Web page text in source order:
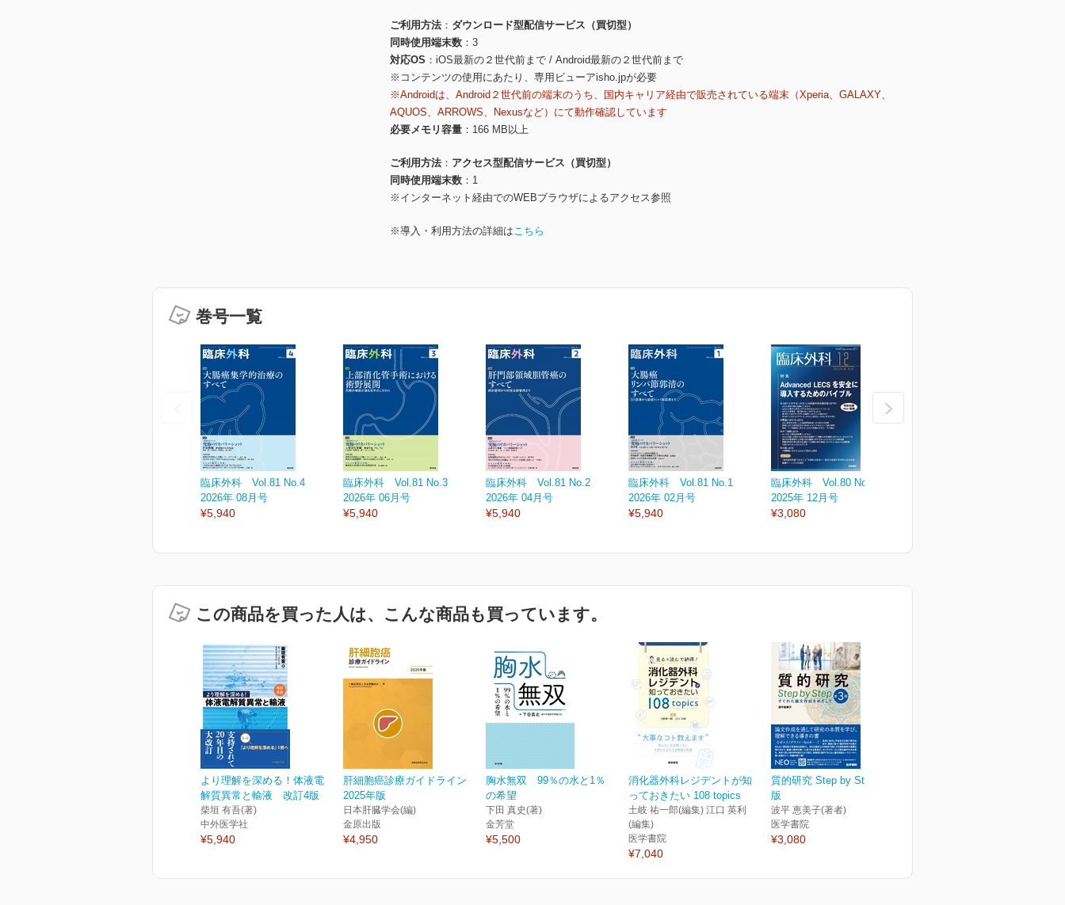
ご利用方法
ダウンロード型配信サービス（買切型）
同時使用端末数
3
対応OS
iOS最新の２世代前まで / Android最新の２世代前まで
※コンテンツの使用にあたり、専用ビューアisho.jpが必要
※Androidは、Android２世代前の端末のうち、国内キャリア経由で販売されている端末（Xperia、GALAXY、
AQUOS、ARROWS、Nexusなど）にて動作確認しています
必要メモリ容量
166 MB以上
ご利用方法
アクセス型配信サービス（買切型）
同時使用端末数
1
※インターネット経由でのWEBブラウザによるアクセス参照
※導入・利用方法の詳細はこちら
巻号一覧
臨床外科 Vol.81 No.4
2026年 08月号
¥5,940
臨床外科 Vol.81 No.3
2026年 06月号
¥5,940
臨床外科 Vol.81 No.2
2026年 04月号
¥5,940
臨床外科 Vol.81 No.1
2026年 02月号
¥5,940
臨床外科 Vol.80 No.13
2025年 12月号
¥3,080
この商品を買った人は、こんな商品も買っています。
より理解を深める！体液電
解質異常と輸液 改訂4版
柴垣 有吾(著)
中外医学社
¥5,940
肝細胞癌診療ガイドライン
2025年版
日本肝臓学会(編)
金原出版
¥4,950
胸水無双 99％の水と1％
の希望
下田 真史(著)
金芳堂
¥5,500
消化器外科レジデントが知
っておきたい 108 topics
土岐 祐一郎(編集) 江口 英利
(編集)
医学書院
¥7,040
質的研究 Step by Step 第3
版
波平 恵美子(著者)
医学書院
¥3,080